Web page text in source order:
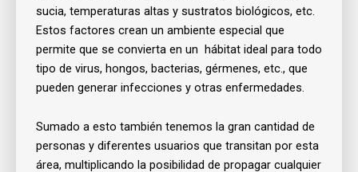
sucia, temperaturas altas y sustratos biológicos, etc.
Estos factores crean un ambiente especial que
permite que se convierta en un hábitat ideal para todo
tipo de virus, hongos, bacterias, gérmenes, etc., que
pueden generar infecciones y otras enfermedades.
Sumado a esto también tenemos la gran cantidad de
personas y diferentes usuarios que transitan por esta
área, multiplicando la posibilidad de propagar cualquier